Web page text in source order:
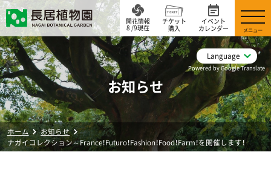
Language
Powered by Google Translate
開花情報
8 /9現在
チケット
購入
イベント
カレンダー
メニュー
お知らせ
ホーム
お知らせ
ナガイコレクション～France！Futuro！Fashion！Food！Farm！を開催します！